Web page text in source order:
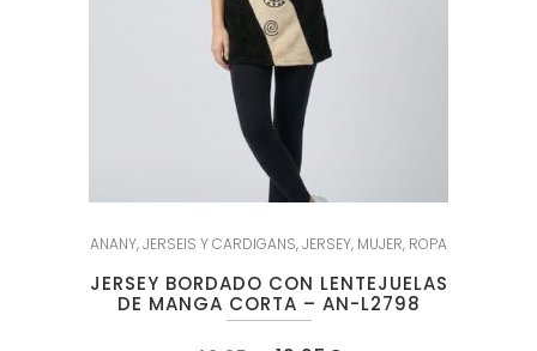
ANANY,JERSEIS Y CARDIGANS,JERSEY, MUJER, ROPA
JERSEY BORDADO CON LENTEJUELAS
DE MANGA CORTA – AN-L2798